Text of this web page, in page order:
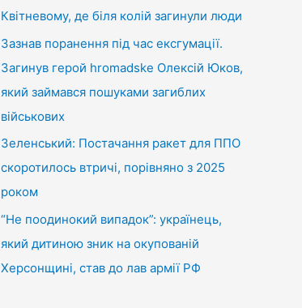
Квітневому, де біля колій загинули люди
Зазнав поранення під час ексгумації.
Загинув герой hromadske Олексій Юков,
який займався пошуками загиблих
військових
Зеленський: Постачання ракет для ППО
скоротилось втричі, порівняно з 2025
роком
“Не поодинокий випадок”: українець,
який дитиною зник на окупованій
Херсонщині, став до лав армії РФ